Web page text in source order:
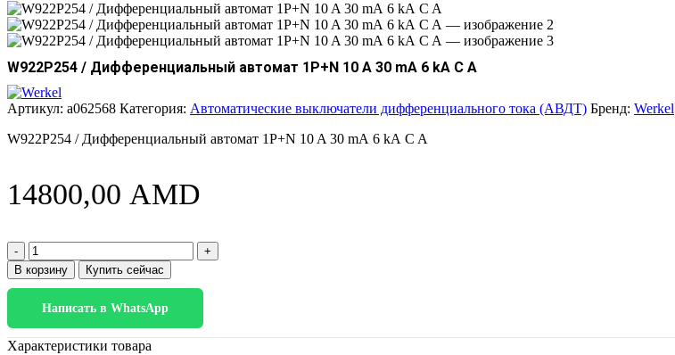
W922P254 / Дифференциальный автомат 1P+N 10 A 30 mА 6 kА C A
Артикул: a062568 Категория: Автоматические выключатели дифференциального тока (АВДТ) Бренд: Werkel
W922P254 / Дифференциальный автомат 1P+N 10 A 30 mА 6 kА C A
14800,00 AMD
Количество
товара
W922P254
Дифференциальный
автомат
1P+N
В корзину Купить сейчас
Написать в WhatsApp
Характеристики товара